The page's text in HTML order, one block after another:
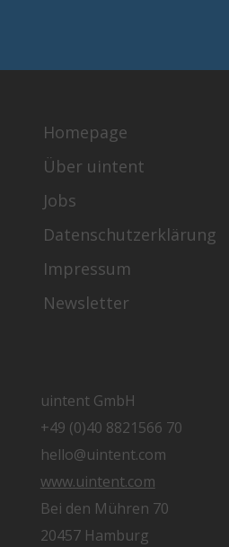
Homepage
Über uintent
Jobs
Datenschutzerklärung
Impressum
Newsletter
uintent GmbH
+49 (0)40 8821566 70
hello@uintent.com
www.uintent.com
Bei den Mühren 70
20457 Hamburg